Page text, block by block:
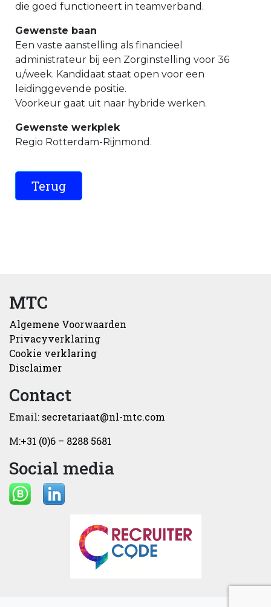
die goed functioneert in teamverband.
Gewenste baan
Een vaste aanstelling als financieel
administrateur bij een Zorginstelling voor 36
u/week. Kandidaat staat open voor een
leidinggevende positie.
Voorkeur gaat uit naar hybride werken.
Gewenste werkplek
Regio Rotterdam-Rijnmond.
MTC
Algemene Voorwaarden
Privacyverklaring
Cookie verklaring
Disclaimer
Contact
Email: secretariaat@nl-mtc.com
M:+31 (0)6 – 8288 5681
Social media